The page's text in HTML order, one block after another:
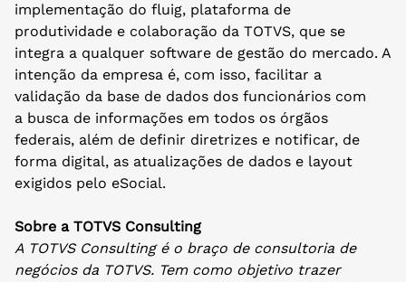
implementação do fluig, plataforma de
produtividade e colaboração da TOTVS, que se
integra a qualquer software de gestão do mercado. A
intenção da empresa é, com isso, facilitar a
validação da base de dados dos funcionários com
a busca de informações em todos os órgãos
federais, além de definir diretrizes e notificar, de
forma digital, as atualizações de dados e layout
exigidos pelo eSocial.
Sobre a TOTVS Consulting
A TOTVS Consulting é o braço de consultoria de
negócios da TOTVS. Tem como objetivo trazer